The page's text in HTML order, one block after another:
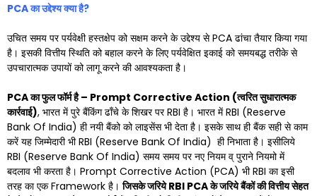
PCAका उद्देश्य क्या है?
उचित समय पर पर्यवेक्षी हस्तक्षेप को सक्षम करने के उद्देश्य से PCA ढांचा तैयार किया गया
है। इसकी वित्तीय स्थिति को बहाल करने के लिए पर्यवेक्षित इकाई को समयबद्ध तरीके से
उपचारात्मक उपायों को लागू करने की आवश्यकता है।
PCAका फुल फॉर्म है – Prompt Corrective Action (त्वरित सुधारात्मक
कार्रवाई), भारत में पुरे बैंकिंग ढाँचे के शिखर पर RBI है। भारत में RBI (Reserve
Bank Of India) ही नयी बैंको को लाइसेंस भी देता है। इसके साथ ही बैंक सही से काम
करें यह जिम्मेदारी भी RBI (Reserve Bank Of India) ही निभाता है। इसीलिये
RBI (Reserve Bank Of India) समय समय पर नए नियम व् पुराने नियमो में
बदलाव भी करता है। Prompt Corrective Action (PCA) भी RBI का इसी
तरह का एक Framework है।जिसके जरियेRBI PCAके जरिये बैंकों की वित्तीय सेहत